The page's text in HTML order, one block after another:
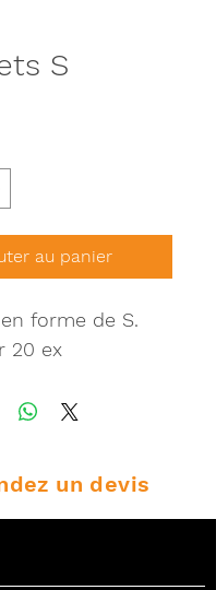
S
au panier
forme de S.
20 ex
un devis